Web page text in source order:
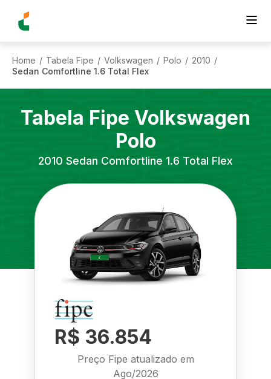
Home / Tabela Fipe / Volkswagen / Polo / 2010 /
Sedan Comfortline 1.6 Total Flex
Tabela Fipe Volkswagen
Polo
2010 Sedan Comfortline 1.6 Total Flex
R$ 36.854
Preço Fipe atualizado em
Ago/2026